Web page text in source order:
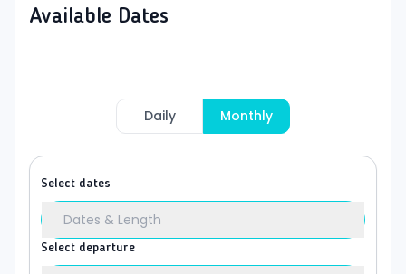
Available Dates
Daily Monthly
Select dates
Dates & Length
Select departure